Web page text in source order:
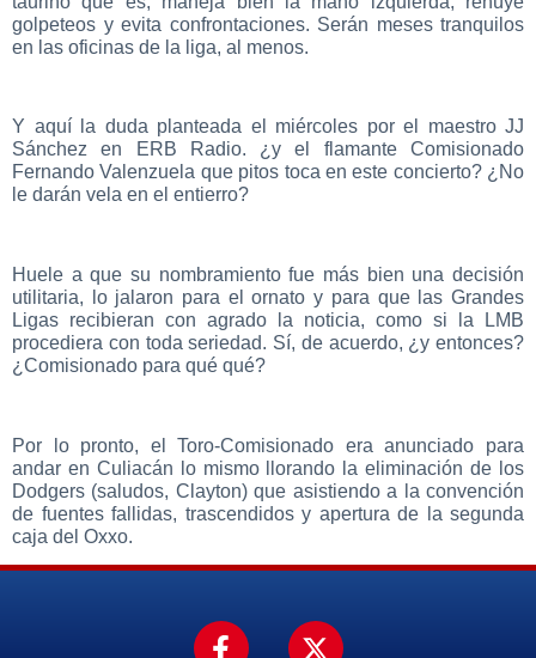
golpeteos y evita confrontaciones. Serán meses tranquilos
en las oficinas de la liga, al menos.
Y aquí la duda planteada el miércoles por el maestro JJ
Sánchez en ERB Radio. ¿y el flamante Comisionado
Fernando Valenzuela que pitos toca en este concierto? ¿No
le darán vela en el entierro?
Huele a que su nombramiento fue más bien una decisión
utilitaria, lo jalaron para el ornato y para que las Grandes
Ligas recibieran con agrado la noticia, como si la LMB
procediera con toda seriedad. Sí, de acuerdo, ¿y entonces?
¿Comisionado para qué qué?
Por lo pronto, el Toro-Comisionado era anunciado para
andar en Culiacán lo mismo llorando la eliminación de los
Dodgers (saludos, Clayton) que asistiendo a la convención
de fuentes fallidas, trascendidos y apertura de la segunda
caja del Oxxo.